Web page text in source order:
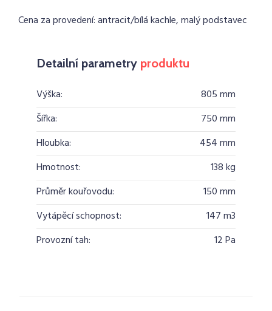
Cena za provedení: antracit/bílá kachle, malý podstavec
Detailní parametry produktu
Výška:
805 mm
Šířka:
750 mm
Hloubka:
454 mm
Hmotnost:
138 kg
Průměr kouřovodu:
150 mm
Vytápěcí schopnost:
147 m3
Provozní tah:
12 Pa